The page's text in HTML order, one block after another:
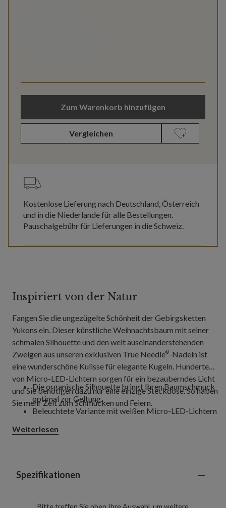
Zum Warenkorb hinzufügen
Vergleichen
Kostenlose Lieferung nach Deutschland, Österreich
und in die Niederlande für alle Bestellungen.
Pauschalgebühr für Lieferungen in die Schweiz.
Inspiriert von der Natur
Fangen Sie die ungezügelte Schönheit der Gebirgsketten
Yukons ein. Dieser künstliche Weihnachtsbaum mit seiner
schmalen Silhouette und den weit auseinanderstehenden
Zweigen aus unseren exklusiven True Needle®-Nadeln ist
eine wunderschöne Kulisse für elegante Kugeln. Hunderte
von Micro-LED-Lichtern sorgen für ein bezauberndes Licht
und Sie benötigen dazu nur eine einzige Steckdose. So haben
Sie mehr Zeit zum Schmücken und Feiern.
Die organische Silhouette bringt Ihren Baumschmuck
optimal zur Geltung.
Beleuchtete Variante mit weißen Micro-LED-Lichtern
Weiterlesen
Spezifikationen
Bitte treffen Sie oben Ihre Auswahl, um weitere